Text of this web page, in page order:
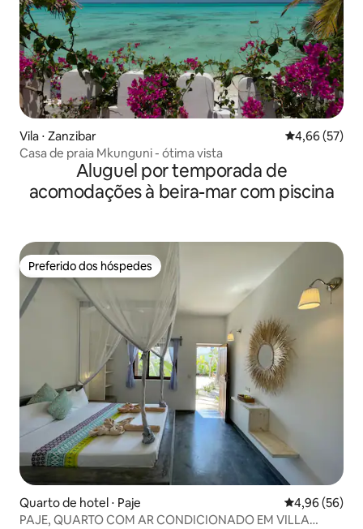
Vila ⋅ Zanzibar 4,66 de uma
4,66 (57)
Casa de praia Mkunguni - ótima vista
Aluguel por temporada de
acomodações à beira-mar com piscina
Preferido dos hóspedes
Preferido dos hóspedes
Quarto de hotel ⋅ Paje 4,96 de uma
4,96 (56)
PAJE, QUARTO COM AR CONDICIONADO EM VILLA